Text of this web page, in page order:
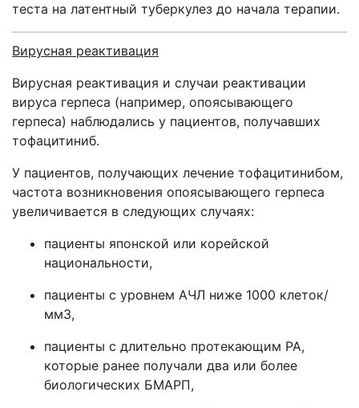
теста на латентный туберкулез до начала терапии.
Вирусная реактивация
Вирусная реактивация и случаи реактивации
вируса герпеса (например, опоясывающего
герпеса) наблюдались у пациентов, получавших
тофацитиниб.
У пациентов, получающих лечение тофацитинибом,
частота возникновения опоясывающего герпеса
увеличивается в следующих случаях:
пациенты японской или корейской
национальности,
пациенты с уровнем АЧЛ ниже 1000 клеток/
мм3,
пациенты с длительно протекающим РА,
которые ранее получали два или более
биологических БМАРП,